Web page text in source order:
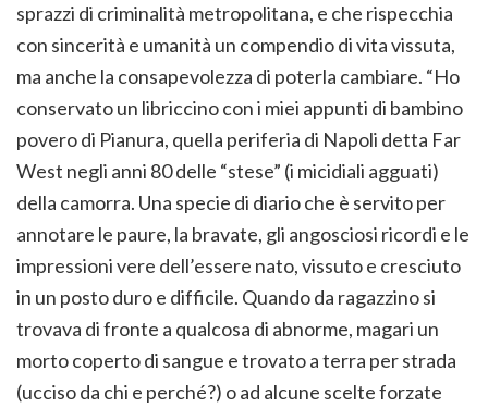
sprazzi di criminalità metropolitana, e che rispecchia
con sincerità e umanità un compendio di vita vissuta,
ma anche la consapevolezza di poterla cambiare. “Ho
conservato un libriccino con i miei appunti di bambino
povero di Pianura, quella periferia di Napoli detta Far
West negli anni 80 delle “stese” (i micidiali agguati)
della camorra. Una specie di diario che è servito per
annotare le paure, la bravate, gli angosciosi ricordi e le
impressioni vere dell’essere nato, vissuto e cresciuto
in un posto duro e difficile. Quando da ragazzino si
trovava di fronte a qualcosa di abnorme, magari un
morto coperto di sangue e trovato a terra per strada
(ucciso da chi e perché?) o ad alcune scelte forzate